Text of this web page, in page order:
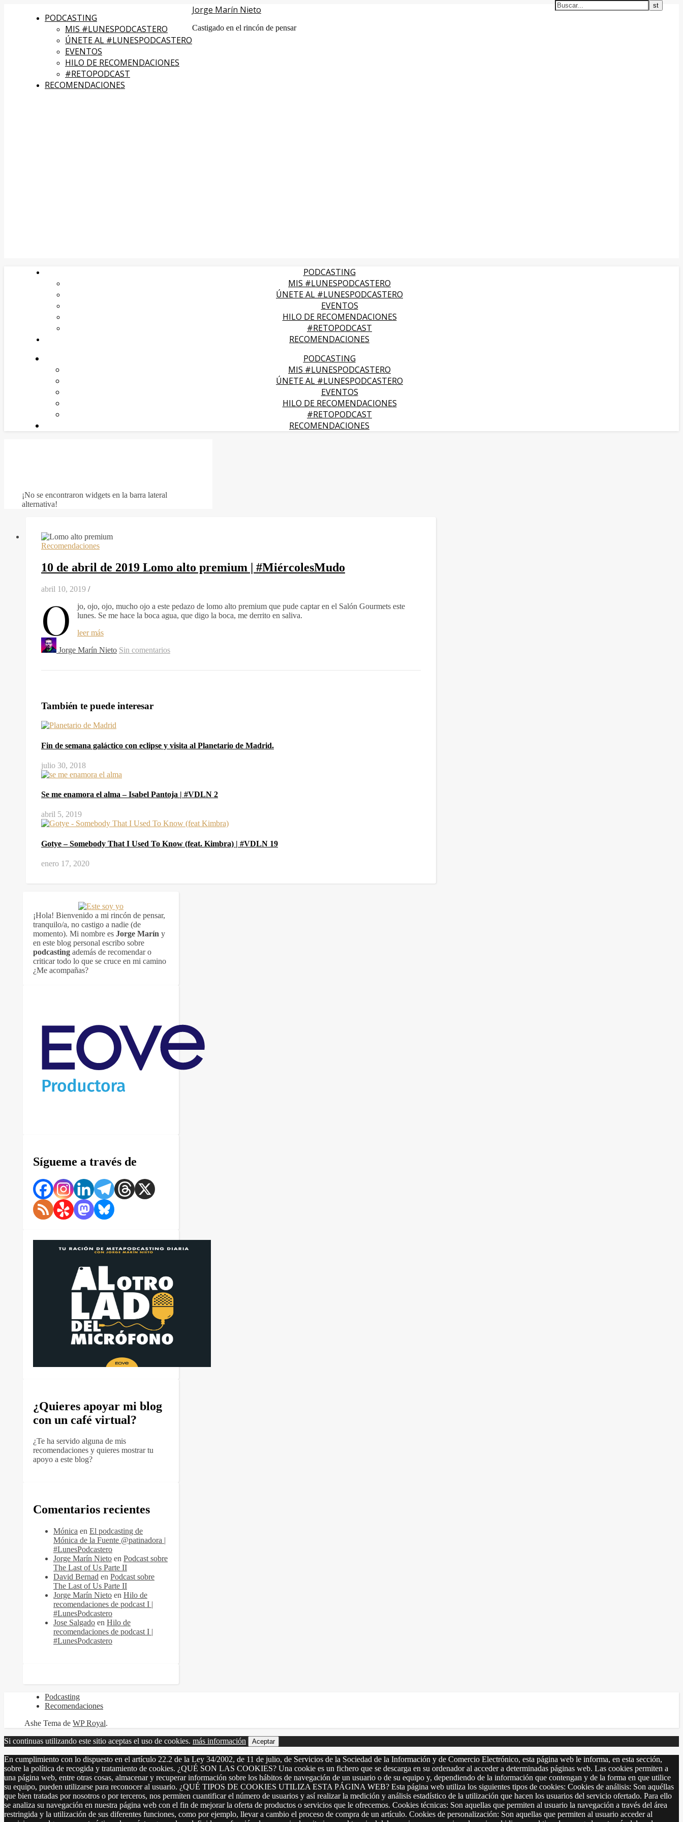
PODCASTING
MIS #LUNESPODCASTERO
ÚNETE AL #LUNESPODCASTERO
EVENTOS
HILO DE RECOMENDACIONES
#RETOPODCAST
RECOMENDACIONES
Jorge Marín Nieto
Castigado en el rincón de pensar
PODCASTING
MIS #LUNESPODCASTERO
ÚNETE AL #LUNESPODCASTERO
EVENTOS
HILO DE RECOMENDACIONES
#RETOPODCAST
RECOMENDACIONES
PODCASTING
MIS #LUNESPODCASTERO
ÚNETE AL #LUNESPODCASTERO
EVENTOS
HILO DE RECOMENDACIONES
#RETOPODCAST
RECOMENDACIONES
¡No se encontraron widgets en la barra lateral
alternativa!
Recomendaciones
10 de abril de 2019 Lomo alto premium | #MiércolesMudo
abril 10, 2019 /
O
jo, ojo, ojo, mucho ojo a este pedazo de lomo alto premium que pude captar en el Salón Gourmets este
lunes. Se me hace la boca agua, que digo la boca, me derrito en saliva.
leer más
Jorge Marín Nieto Sin comentarios
También te puede interesar
Fin de semana galáctico con eclipse y visita al Planetario de Madrid.
julio 30, 2018
Se me enamora el alma – Isabel Pantoja | #VDLN 2
abril 5, 2019
Gotye – Somebody That I Used To Know (feat. Kimbra) | #VDLN 19
enero 17, 2020
¡Hola! Bienvenido a mi rincón de pensar,
tranquilo/a, no castigo a nadie (de
momento). Mi nombre es Jorge Marín y
en este blog personal escribo sobre
podcasting además de recomendar o
criticar todo lo que se cruce en mi camino
¿Me acompañas?
Sígueme a través de
¿Quieres apoyar mi blog
con un café virtual?
¿Te ha servido alguna de mis
recomendaciones y quieres mostrar tu
apoyo a este blog?
Comentarios recientes
Mónica en El podcasting de
Mónica de la Fuente @patinadora |
#LunesPodcastero
Jorge Marín Nieto en Podcast sobre
The Last of Us Parte II
David Bernad en Podcast sobre
The Last of Us Parte II
Jorge Marín Nieto en Hilo de
recomendaciones de podcast I |
#LunesPodcastero
Jose Salgado en Hilo de
recomendaciones de podcast I |
#LunesPodcastero
Podcasting
Recomendaciones
Ashe Tema de WP Royal.
Si continuas utilizando este sitio aceptas el uso de cookies. más información Aceptar
En cumplimiento con lo dispuesto en el artículo 22.2 de la Ley 34/2002, de 11 de julio, de Servicios de la Sociedad de la Información y de Comercio Electrónico, esta página web le informa, en esta sección,
sobre la política de recogida y tratamiento de cookies. ¿QUÉ SON LAS COOKIES? Una cookie es un fichero que se descarga en su ordenador al acceder a determinadas páginas web. Las cookies permiten a
una página web, entre otras cosas, almacenar y recuperar información sobre los hábitos de navegación de un usuario o de su equipo y, dependiendo de la información que contengan y de la forma en que utilice
su equipo, pueden utilizarse para reconocer al usuario. ¿QUÉ TIPOS DE COOKIES UTILIZA ESTA PÁGINA WEB? Esta página web utiliza los siguientes tipos de cookies: Cookies de análisis: Son aquéllas
que bien tratadas por nosotros o por terceros, nos permiten cuantificar el número de usuarios y así realizar la medición y análisis estadístico de la utilización que hacen los usuarios del servicio ofertado. Para ello
se analiza su navegación en nuestra página web con el fin de mejorar la oferta de productos o servicios que le ofrecemos. Cookies técnicas: Son aquellas que permiten al usuario la navegación a través del área
restringida y la utilización de sus diferentes funciones, como por ejemplo, llevar a cambio el proceso de compra de un artículo. Cookies de personalización: Son aquellas que permiten al usuario acceder al